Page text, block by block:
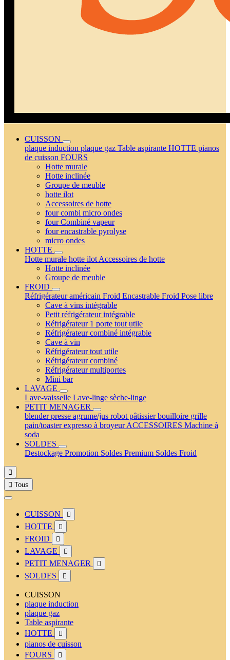
CUISSON
plaque induction plaque gaz Table aspirante HOTTE pianos
de cuisson FOURS
Hotte murale
Hotte inclinée
Groupe de meuble
hotte ilot
Accessoires de hotte
four combi micro ondes
four Combiné vapeur
four encastrable pyrolyse
micro ondes
HOTTE
Hotte murale hotte ilot Accessoires de hotte
Hotte inclinée
Groupe de meuble
FROID
Réfrigérateur américain Froid Encastrable Froid Pose libre
Cave à vins intégrable
Petit réfrigérateur intégrable
Réfrigérateur 1 porte tout utile
Réfrigérateur combiné intégrable
Cave à vin
Réfrigérateur tout utile
Réfrigérateur combiné
Réfrigérateur multiportes
Mini bar
LAVAGE
Lave-vaisselle Lave-linge sèche-linge
PETIT MENAGER
blenderpresse agrume/jus robot pâtissierbouilloire grille
pain/toasterexpresso à broyeurACCESSOIRES Machine à
soda
SOLDES
Destockage Promotion Soldes Premium Soldes Froid

 Tous
CUISSON 
HOTTE 
FROID 
LAVAGE 
PETIT MENAGER 
SOLDES 
CUISSON
plaque induction
plaque gaz
Table aspirante
HOTTE

pianos de cuisson
FOURS
